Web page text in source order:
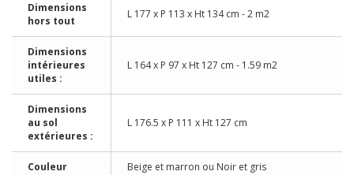
Dimensions
hors tout
L 177 x P 113 x Ht 134 cm - 2 m2
Dimensions
intérieures
utiles :
L 164 x P 97 x Ht 127 cm - 1.59 m2
Dimensions
au sol
extérieures :
L 176.5 x P 111 x Ht 127 cm
Couleur Beige et marron ou Noir et gris